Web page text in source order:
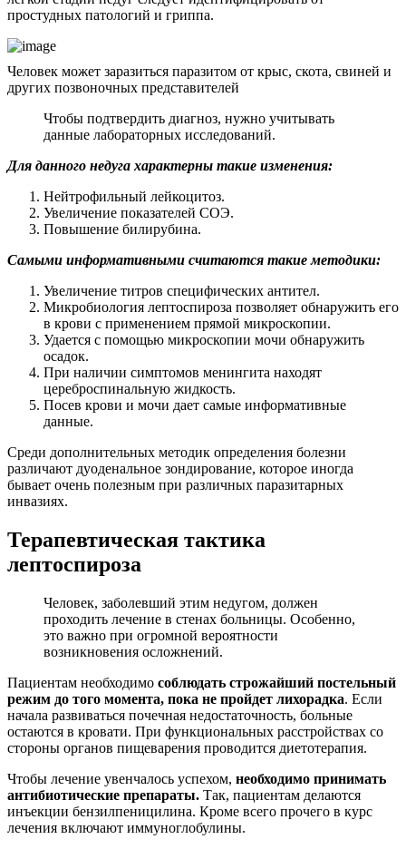
простудных патологий и гриппа.
Человек может заразиться паразитом от крыс, скота, свиней и
других позвоночных представителей
Чтобы подтвердить диагноз, нужно учитывать
данные лабораторных исследований.
Для данного недуга характерны такие изменения:
Нейтрофильный лейкоцитоз.
Увеличение показателей СОЭ.
Повышение билирубина.
Самыми информативными считаются такие методики:
Увеличение титров специфических антител.
Микробиология лептоспироза позволяет обнаружить его
в крови с применением прямой микроскопии.
Удается с помощью микроскопии мочи обнаружить
осадок.
При наличии симптомов менингита находят
цереброспинальную жидкость.
Посев крови и мочи дает самые информативные
данные.
Среди дополнительных методик определения болезни
различают дуоденальное зондирование, которое иногда
бывает очень полезным при различных паразитарных
инвазиях.
Терапевтическая тактика
лептоспироза
Человек, заболевший этим недугом, должен
проходить лечение в стенах больницы. Особенно,
это важно при огромной вероятности
возникновения осложнений.
Пациентам необходимо соблюдать строжайший постельный
режим до того момента, пока не пройдет лихорадка. Если
начала развиваться почечная недостаточность, больные
остаются в кровати. При функциональных расстройствах со
стороны органов пищеварения проводится диетотерапия.
Чтобы лечение увенчалось успехом, необходимо принимать
антибиотические препараты. Так, пациентам делаются
инъекции бензилпеницилина. Кроме всего прочего в курс
лечения включают иммуноглобулины.